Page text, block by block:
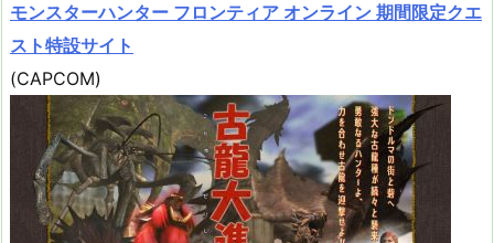
モンスターハンター フロンティア オンライン 期間限定クエ
スト特設サイト
(CAPCOM)